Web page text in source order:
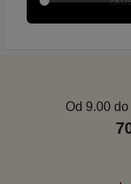
Od 9.00